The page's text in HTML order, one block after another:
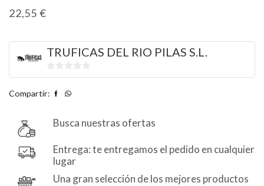
22,55 €
TRUFICAS DEL RIO PILAS S.L.
0
de
Compartir:
Busca nuestras ofertas
Entrega: te entregamos el pedido en cualquier
lugar
Una gran selección de los mejores productos